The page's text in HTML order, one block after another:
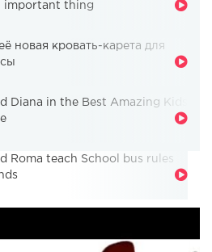
important thing
новая кровать-карета для
Diana in the Best Amazing Kids
Roma teach School bus rules